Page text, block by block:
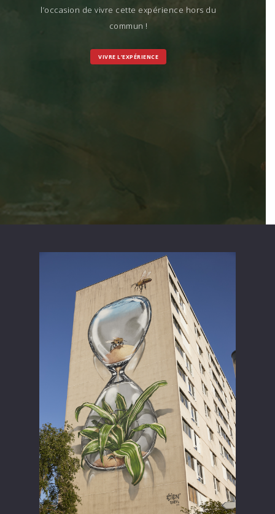
l’occasion de vivre cette expérience hors du
commun !
VIVRE L’EXPÉRIENCE